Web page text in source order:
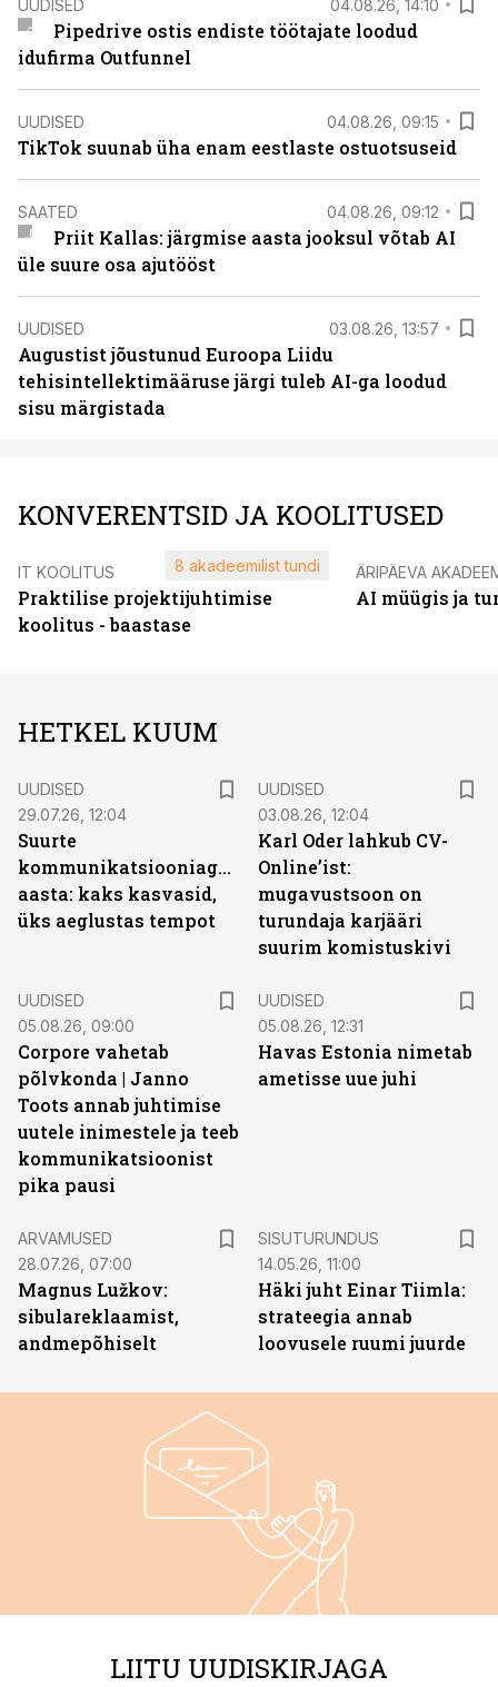
UUDISED 04.08.26, 14:10
Pipedrive ostis endiste töötajate loodud
idufirma Outfunnel
UUDISED 04.08.26, 09:15
TikTok suunab üha enam eestlaste ostuotsuseid
SAATED 04.08.26, 09:12
Priit Kallas: järgmise aasta jooksul võtab AI
üle suure osa ajutööst
UUDISED 03.08.26, 13:57
Augustist jõustunud Euroopa Liidu
tehisintellektimääruse järgi tuleb AI-ga loodud
sisu märgistada
KONVERENTSID JA KOOLITUSED
IT KOOLITUS
Praktilise projektijuhtimise
koolitus - baastase
8 akadeemilist tundi ÄRIPÄEVA
AI müügis ja
HETKEL KUUM
UUDISED
29.07.26, 12:04
Suurte
kommunikatsiooniagentuuride
aasta: kaks kasvasid,
üks aeglustas tempot
UUDISED
03.08.26, 12:04
Karl Oder lahkub CV-
Online’ist:
mugavustsoon on
turundaja karjääri
suurim komistuskivi
UUDISED
05.08.26, 09:00
Corpore vahetab
põlvkonda | Janno
Toots annab juhtimise
uutele inimestele ja teeb
kommunikatsioonist
pika pausi
UUDISED
05.08.26, 12:31
Havas Estonia nimetab
ametisse uue juhi
ARVAMUSED
28.07.26, 07:00
Magnus Lužkov:
sibulareklaamist,
andmepõhiselt
SISUTURUNDUS
14.05.26, 11:00
Häki juht Einar Tiimla:
strateegia annab
loovusele ruumi juurde
LIITU UUDISKIRJAGA